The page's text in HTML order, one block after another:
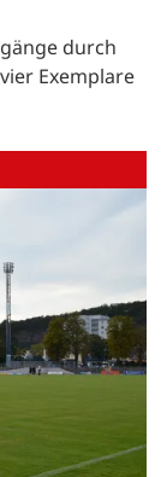
durch
Exemplare